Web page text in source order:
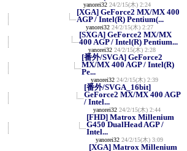
yanorei32 24/2/15(木) 2:24
[XGA] GeForce2 MX/MX 400
AGP / Intel(R) Pentium(...
yanorei32 24/2/15(木) 2:27
[SXGA] GeForce2 MX/MX
400 AGP / Intel(R) Pentium...
yanorei32 24/2/15(木) 2:28
[番外/SVGA] GeForce2
MX/MX 400 AGP / Intel(R)
Pe...
yanorei32 24/2/15(木) 2:39
[番外/SVGA_16bit]
GeForce2 MX/MX 400 AGP
/ Intel...
yanorei32 24/2/15(木) 2:44
[FHD] Matrox Millenium
G450 DualHead AGP /
Intel...
yanorei32 24/2/15(木) 3:09
[XGA] Matrox Millenium